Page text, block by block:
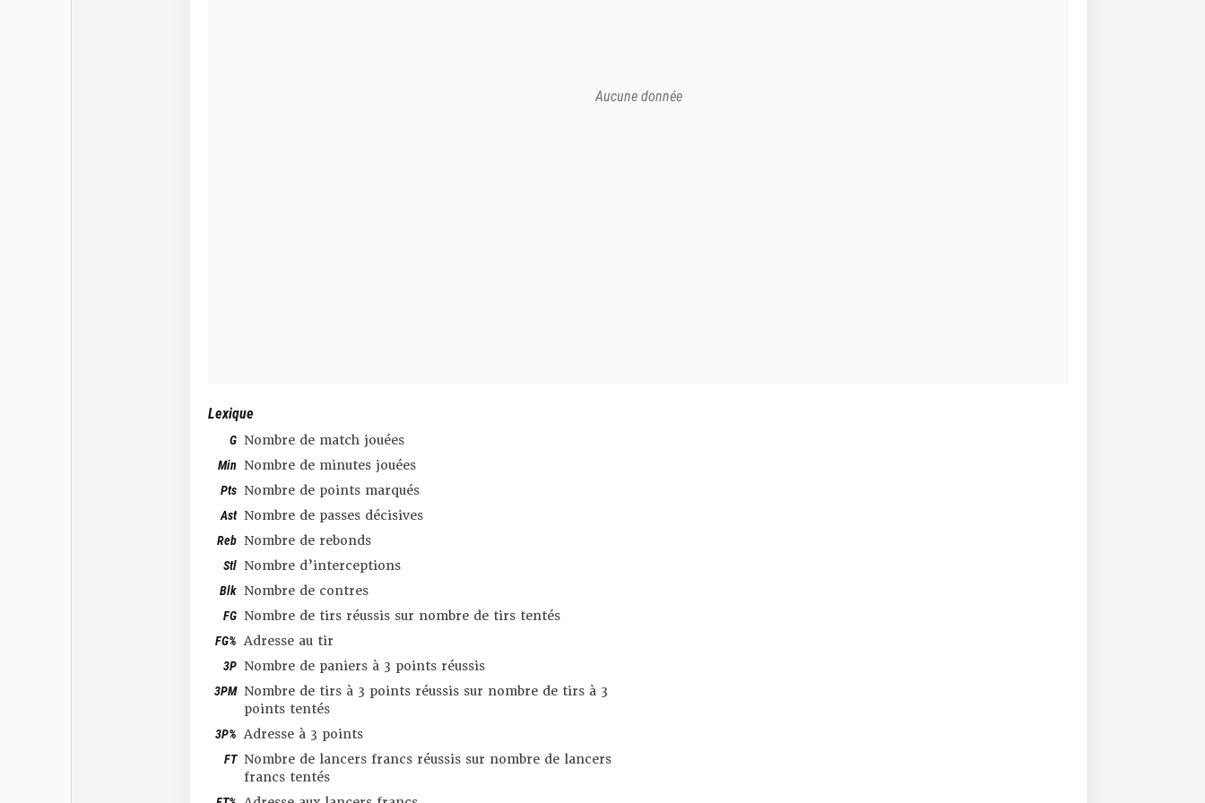
Aucune donnée
Lexique
G Nombre de match jouées
Min Nombre de minutes jouées
Pts Nombre de points marqués
Ast Nombre de passes décisives
Reb Nombre de rebonds
Stl Nombre d’interceptions
Blk Nombre de contres
FG Nombre de tirs réussis sur nombre de tirs tentés
FG% Adresse au tir
3P Nombre de paniers à 3 points réussis
3PM Nombre de tirs à 3 points réussis sur nombre de tirs à 3
points tentés
3P% Adresse à 3 points
FT Nombre de lancers francs réussis sur nombre de lancers
francs tentés